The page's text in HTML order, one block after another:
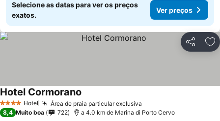
Selecione as datas para ver os preços
exatos.
Ver preços
Partilhar
4 EstrelasHotel Área de praia particular exclusiva
Hotel Cormorano
8,4 Muito boa 722 a 4.0 km de Marina di Porto Cervo